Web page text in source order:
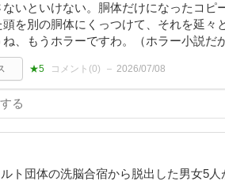
ないといけない。胴体だけになったコピ
頭を別の胴体にくっつけて、それを延
、もうホラーですわ。（ホラー小説だ
★5 コメント(0) 2026/07/08
ルト団体の洗脳合宿から脱出した男女5